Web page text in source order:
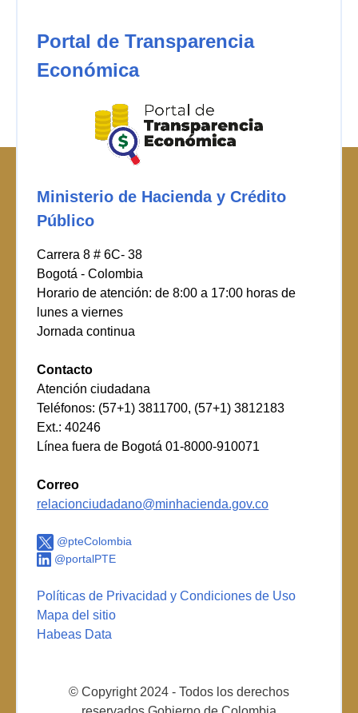
Portal de Transparencia
Económica
Ministerio de Hacienda y Crédito
Público
Carrera 8 # 6C- 38
Bogotá - Colombia
Horario de atención: de 8:00 a 17:00 horas de
lunes a viernes
Jornada continua
Contacto
Atención ciudadana
Teléfonos: (57+1) 3811700, (57+1) 3812183
Ext.: 40246
Línea fuera de Bogotá 01-8000-910071
Correo
relacionciudadano@minhacienda.gov.co
@pteColombia
@portalPTE
Políticas de Privacidad y Condiciones de Uso
Mapa del sitio
Habeas Data
© Copyright 2024 - Todos los derechos